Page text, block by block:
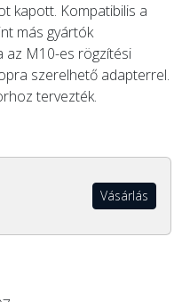
kapott. Kompatibilis a
más gyártók
az M10-es rögzítési
szerelhető adapterrel.
tervezték.
Vásárlás